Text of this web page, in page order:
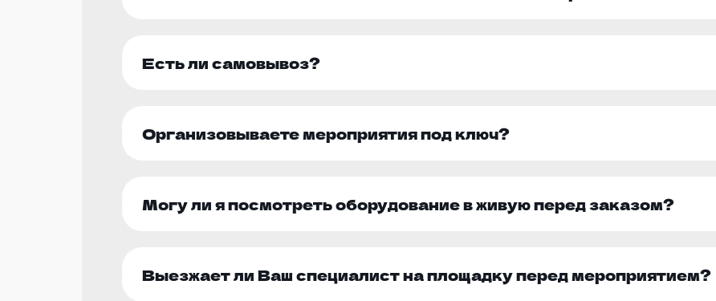
Есть ли самовывоз?
Организовываете мероприятия под ключ?
Могу ли я посмотреть оборудование в живую перед заказом?
Выезжает ли Ваш специалист на площадку перед мероприятием?